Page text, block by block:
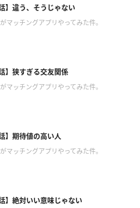
】違う、そうじゃない
マッチングアプリやってみた件。
】狭すぎる交友関係
マッチングアプリやってみた件。
】期待値の高い人
マッチングアプリやってみた件。
】絶対いい意味じゃない